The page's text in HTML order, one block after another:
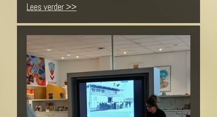
Lees verder >>